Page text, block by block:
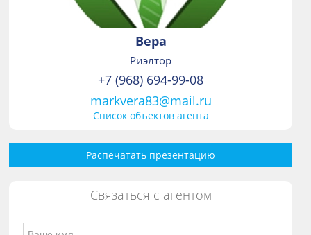
Вера
Риэлтор
+7 (968) 694-99-08
markvera83@mail.ru
Список объектов агента
Распечатать презентацию
Связаться с агентом